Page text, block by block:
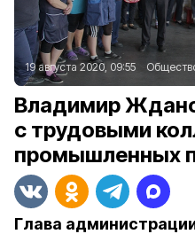
19 августа 2020, 09:55
Владимир
с трудовыми
промышленных
Глава